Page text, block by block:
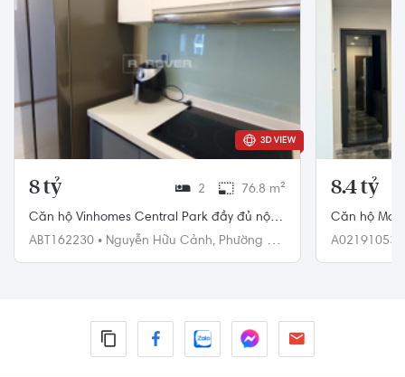
8 tỷ 2 76.8 m²
Căn hộ Vinhomes Central Park đầy đủ nội
thất diện tích 76.8m²
ABT162230 • Nguyễn Hữu Cảnh, Phường 22,
8.4 tỷ
Căn hộ
ngủ diện
A02191053